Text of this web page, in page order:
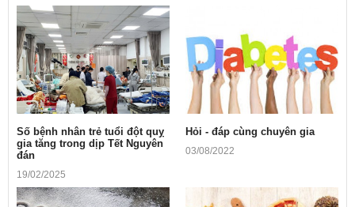
Số bệnh nhân trẻ tuổi đột quỵ
gia tăng trong dịp Tết Nguyên
đán
19/02/2025
Hỏi - đáp cùng chuyên gia
03/08/2022